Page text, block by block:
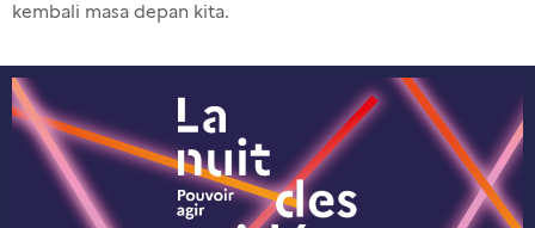
kembali masa depan kita.